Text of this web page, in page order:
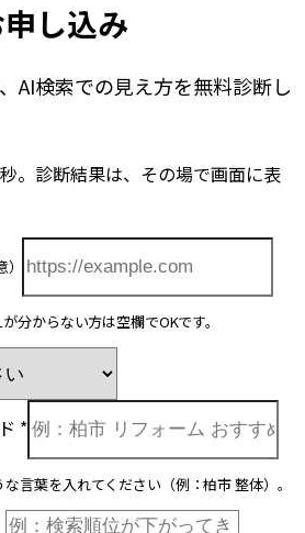
し込み
AI検索での見え方を無料診断し
。診断結果は、その場で画面に表
）
分からない方は空欄でOKです。
*
言葉を入れてください（例：柏市 整体）。